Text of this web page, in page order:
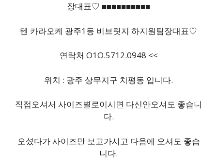
장대표♡ ■■■■■■■■■■
텐 카라오케 광주1등 비브릿지 하지원팀장대표♡
연락처 O1O.5712.0948 <<
위치 : 광주 상무지구 치평동 입니다.
직접오셔서 사이즈별로이시면 다신안오셔도 좋습니
다.
오셨다가 사이즈만 보고가시고 다음에 오셔도 좋습
니다.